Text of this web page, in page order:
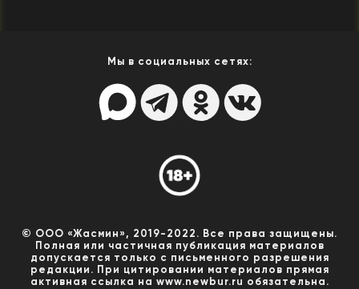
Мы в социальных сетях:
© ООО «Жасмин», 2019-2022. Все права защищены.
Полная или частичная публикация материалов
допускается только с письменного разрешения
редакции. При цитировании материалов прямая
активная ссылка на www.newbur.ru обязательна.